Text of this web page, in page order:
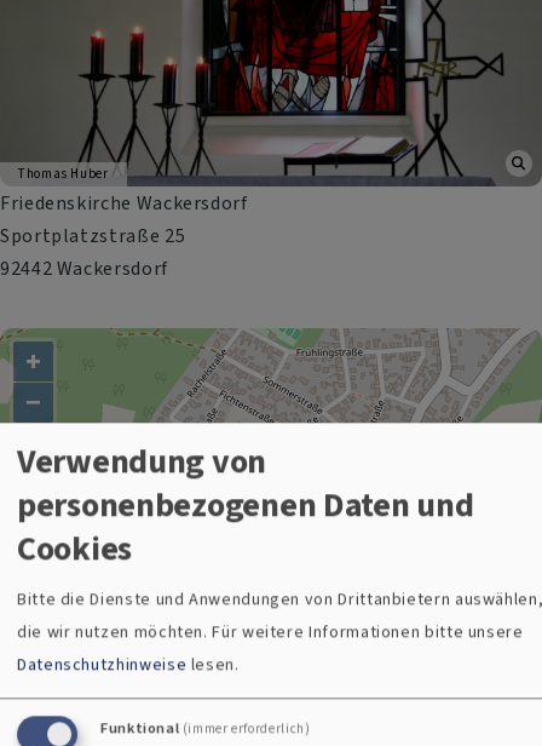
Thomas Huber
Friedenskirche Wackersdorf
Sportplatzstraße 25
92442 Wackersdorf
Friedenskirche Wackersdorf
+
−
Termine
Eigene
Verwendung von
personenbezogenen Daten und
Cookies
Bitte die Dienste und Anwendungen von Drittanbietern
die wir nutzen möchten.Für weitere Informationen bitte unsere
Datenschutzhinweise lesen.
Funktional (immer erforderlich)